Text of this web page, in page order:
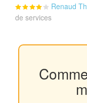
Renaud
de services